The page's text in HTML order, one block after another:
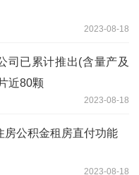
2023-08-18
司已累计推出(含量产及
近80颗
2023-08-18
房公积金租房直付功能
2023-08-18